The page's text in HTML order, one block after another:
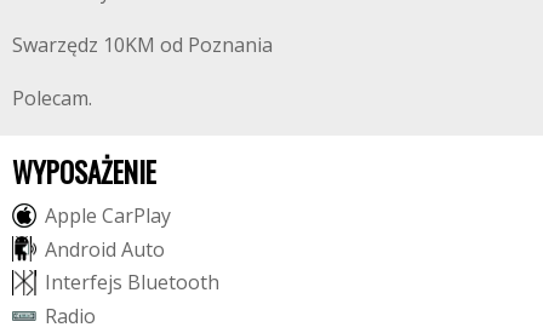
Swarzędz 10KM od Poznania
Polecam.
WYPOSAŻENIE
Apple CarPlay
Android Auto
Interfejs Bluetooth
Radio